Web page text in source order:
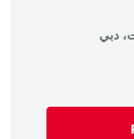
دبي